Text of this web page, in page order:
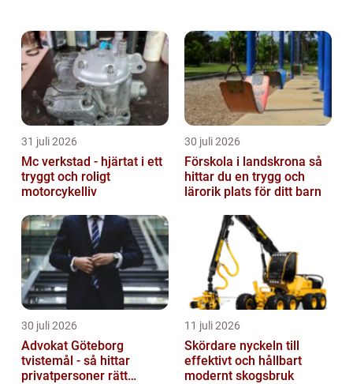
att utforska fenomenet ”Anna Lindhs mörd...
31 juli 2026
Mc verkstad - hjärtat i ett
tryggt och roligt
motorcykelliv
30 juli 2026
Förskola i landskrona så
hittar du en trygg och
lärorik plats för ditt barn
30 juli 2026
Advokat Göteborg
tvistemål - så hittar
privatpersoner rätt
11 juli 2026
Skördare nyckeln till
effektivt och hållbart
modernt skogsbruk